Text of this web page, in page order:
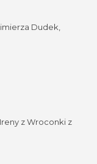
Dudek,
z Wroconki z